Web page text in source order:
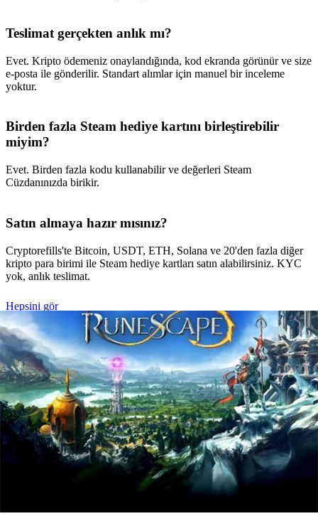
Teslimat gerçekten anlık mı?
Evet. Kripto ödemeniz onaylandığında, kod ekranda görünür ve size
e-posta ile gönderilir. Standart alımlar için manuel bir inceleme
yoktur.
Birden fazla Steam hediye kartını birleştirebilir
miyim?
Evet. Birden fazla kodu kullanabilir ve değerleri Steam
Cüzdanınızda birikir.
Satın almaya hazır mısınız?
Cryptorefills'te Bitcoin, USDT, ETH, Solana ve 20'den fazla diğer
kripto para birimi ile Steam hediye kartları satın alabilirsiniz. KYC
yok, anlık teslimat.